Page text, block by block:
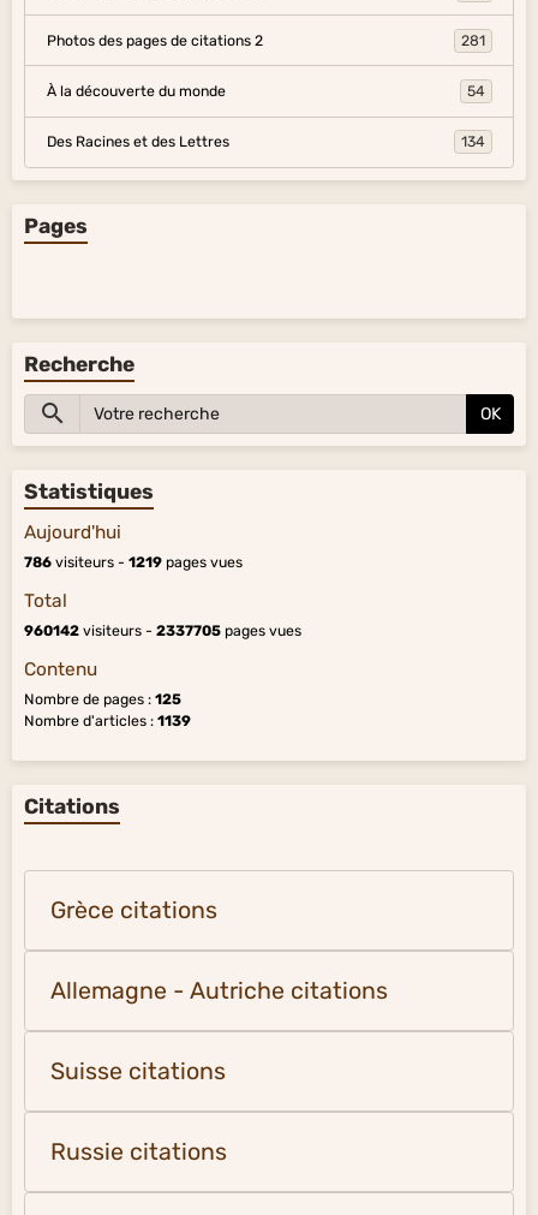
Photos des pages de citations 2 281
À la découverte du monde 54
Des Racines et des Lettres 134
Pages
Recherche
OK
Statistiques
Aujourd'hui
786 visiteurs - 1219 pages vues
Total
960142 visiteurs - 2337705 pages vues
Contenu
Nombre de pages : 125
Nombre d'articles : 1139
Citations
Grèce citations
Allemagne - Autriche citations
Suisse citations
Russie citations